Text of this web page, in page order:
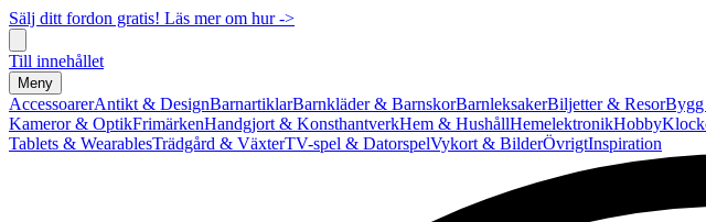
Sälj ditt fordon gratis! Läs mer om hur ->
Till innehållet
Meny
AccessoarerAntikt & DesignBarnartiklarBarnkläder & BarnskorBarnleksakerBiljetter & Resor
Kameror & OptikFrimärkenHandgjort & KonsthantverkHem & HushållHemelektronikHobby
Tablets & WearablesTrädgård & VäxterTV-spel & DatorspelVykort & BilderÖvrigtInspiration